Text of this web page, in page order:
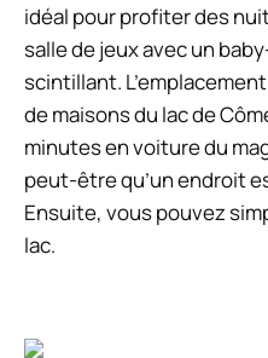
idéal pour profiter des
salle de jeux avec un
scintillant.
de maisons du lac de
minutes en voiture du
peut-être qu’un endroit
Ensuite, vous pouvez
lac.